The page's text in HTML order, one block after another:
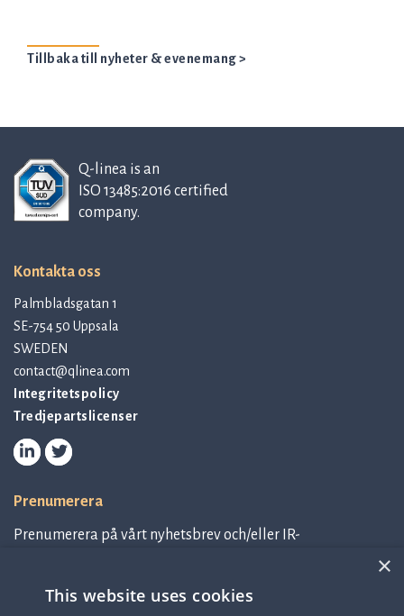
Tillbaka till nyheter & evenemang >
Q-linea is an
ISO 13485:2016 certified
company.
Kontakta oss
Palmbladsgatan 1
SE-754 50 Uppsala
SWEDEN
contact@qlinea.com
Integritetspolicy
Tredjepartslicenser
Prenumerera
Prenumerera på vårt nyhetsbrev och/eller IR-
Prenumerera på nyhetsbrev
×
This website uses cookies